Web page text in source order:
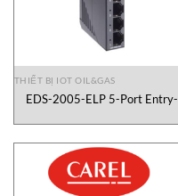
THIẾT BỊ IOT OIL&GAS
EDS-2005-ELP 5-Port Entry-
Vietnam